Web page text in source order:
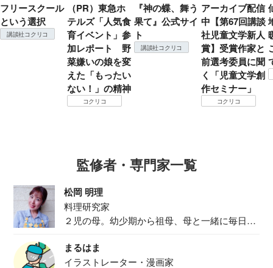
フリースクール
という選択
講談社コクリコ
（PR）東急ホ
テルズ「人気食
育イベント」参
加レポート 野
菜嫌いの娘を変
えた「もったい
ない！」の精神
コクリコ
『神の蝶、舞う
果て』公式サイ
ト
講談社コクリコ
アーカイブ配信
中【第67回講談
社児童文学新人
賞】受賞作家と
前選考委員に聞
く「児童文学創
作セミナー」
コクリコ
監修者・専門家一覧
松岡 明理
料理研究家
２児の母。幼少期から祖母、母と一緒に毎日の
まるはま
イラストレーター・漫画家